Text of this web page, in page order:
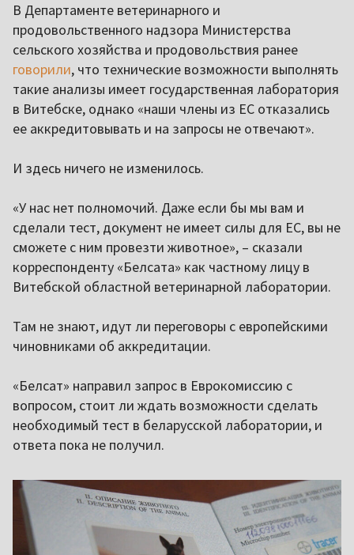
В Департаменте ветеринарного и
продовольственного надзора Министерства
сельского хозяйства и продовольствия ранее
говорили, что технические возможности выполнять
такие анализы имеет государственная лаборатория
в Витебске, однако «наши члены из ЕС отказались
ее аккредитовывать и на запросы не отвечают».
И здесь ничего не изменилось.
«У нас нет полномочий. Даже если бы мы вам и
сделали тест, документ не имеет силы для ЕС, вы не
сможете с ним провезти животное», – сказали
корреспонденту «Белсата» как частному лицу в
Витебской областной ветеринарной лаборатории.
Там не знают, идут ли переговоры с европейскими
чиновниками об аккредитации.
«Белсат» направил запрос в Еврокомиссию с
вопросом, стоит ли ждать возможности сделать
необходимый тест в беларусской лаборатории, и
ответа пока не получил.